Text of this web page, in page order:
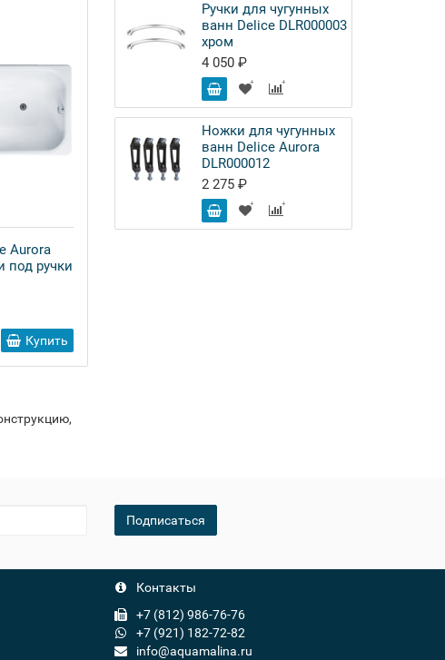
Aurora
под ручки
Купить
Чугунная ванна Delice Level
140x70 с отверстиями под ручки
63 380 ₽
+
- Купить
Ручки для чугунных
ванн Delice DLR000003
хром
4 050 ₽
Ножки для чугунных
ванн Delice Aurora
DLR000012
2 275 ₽
Подписаться
Контакты
+7 (812) 986-76-76
+7 (921) 182-72-82
info@aquamalina.ru